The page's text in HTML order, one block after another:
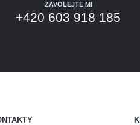
ZAVOLEJTE MI
+420 603 918 185